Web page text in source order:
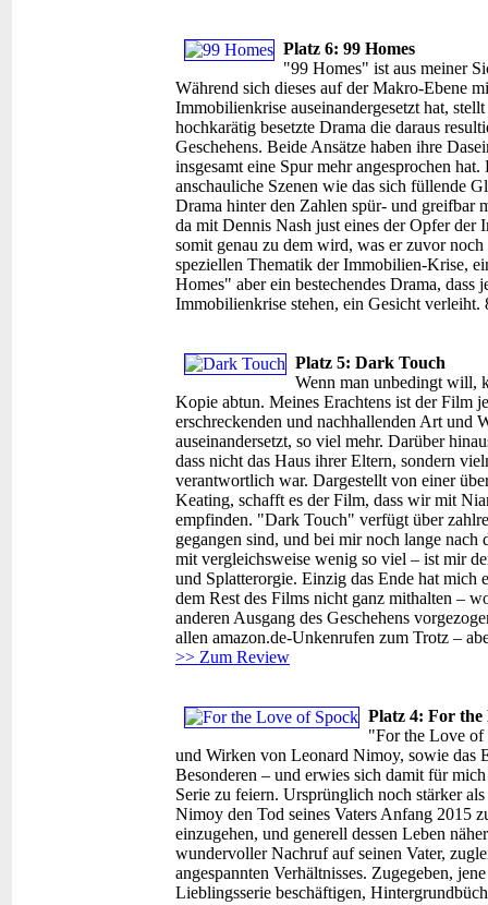
Platz 6: 99 Homes
"99 Homes" ist aus meiner
Während sich dieses auf der Makro-Ebene
Immobilienkrise auseinandergesetzt hat,
hochkarätig besetzte Drama die daraus
Geschehens. Beide Ansätze haben ihre
insgesamt eine Spur mehr angesprochen
anschauliche Szenen wie das sich füllende
Drama hinter den Zahlen spür- und greifbar
da mit Dennis Nash just eines der Opfer
somit genau zu dem wird, was er zuvor
speziellen Thematik der Immobilien-Krise,
Homes" aber ein bestechendes Drama,
Immobilienkrise stehen, ein Gesicht verleiht.
Platz 5: Dark Touch
Wenn man unbedingt will,
Kopie abtun. Meines Erachtens ist der Film
erschreckenden und nachhallenden Art und
auseinandersetzt, so viel mehr. Darüber
dass nicht das Haus ihrer Eltern, sondern
verantwortlich war. Dargestellt von einer
Keating, schafft es der Film, dass wir mit
empfinden. "Dark Touch" verfügt über
gegangen sind, und bei mir noch lange
mit vergleichsweise wenig so viel – ist mir
und Splatterorgie. Einzig das Ende hat mich
dem Rest des Films nicht ganz mithalten –
anderen Ausgang des Geschehens
allen amazon.de-Unkenrufen zum Trotz –
>> Zum Review
Platz 4: For the
"For the Love of
und Wirken von Leonard Nimoy, sowie das
Besonderen – und erwies sich damit für
Serie zu feiern. Ursprünglich noch stärker
Nimoy den Tod seines Vaters Anfang 2015
einzugehen, und generell dessen Leben
wundervoller Nachruf auf seinen Vater,
angespannten Verhältnisses. Zugegeben,
Lieblingsserie beschäftigen,